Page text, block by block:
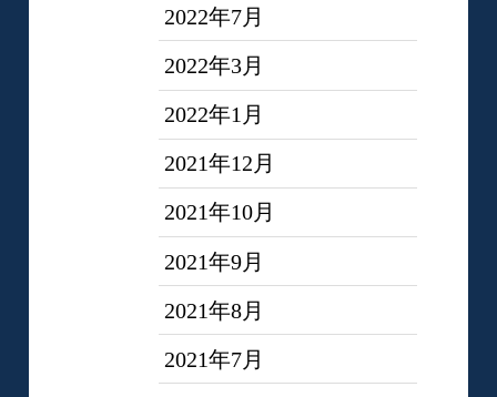
2022年7月
2022年3月
2022年1月
2021年12月
2021年10月
2021年9月
2021年8月
2021年7月